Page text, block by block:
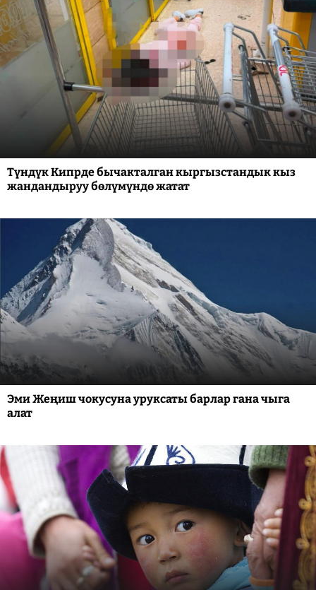
Түндүк Кипрде бычакталган кыргызстандык кыз
жандандыруу бөлүмүндө жатат
Эми Жеңиш чокусуна уруксаты барлар гана чыга
алат